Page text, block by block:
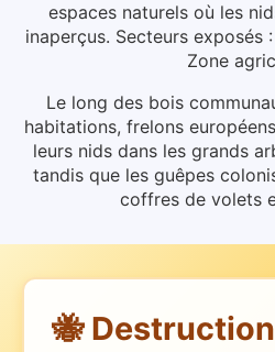
espaces naturels où les
inaperçus. Secteurs exposés
Zone
Le long des bois
habitations, frelons
leurs nids dans les grands
tandis que les guêpes
coffres de volets
🐝